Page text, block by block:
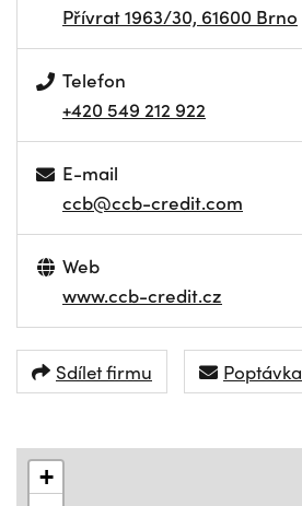
Přívrat 1963/30, 61600 Brno
Telefon
+420 549 212 922
E-mail
ccb@ccb-credit.com
Web
www.ccb-credit.cz
Sdílet firmu Poptávka
+